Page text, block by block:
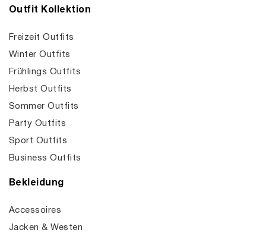
Outfit Kollektion
Freizeit Outfits
Winter Outfits
Frühlings Outfits
Herbst Outfits
Sommer Outfits
Party Outfits
Sport Outfits
Business Outfits
Bekleidung
Accessoires
Jacken & Westen